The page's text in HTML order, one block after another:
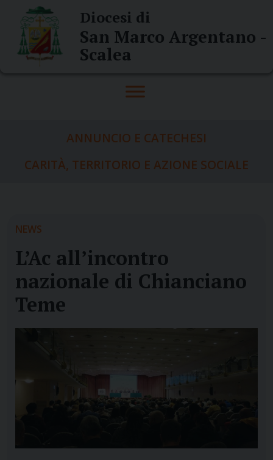
content
Diocesi di
San Marco Argentano -
Scalea
ANNUNCIO E CATECHESI
CARITÀ, TERRITORIO E AZIONE SOCIALE
NEWS
L’Ac all’incontro
nazionale di Chianciano
Teme